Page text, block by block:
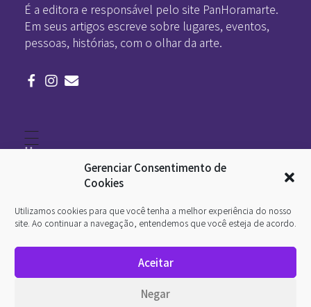
Gerenciar Consentimento de
Cookies
Utilizamos cookies para que você tenha a melhor experiência do nosso
site. Ao continuar a navegação, entendemos que você esteja de acordo.
Aceitar
Negar
É a editora e responsável pelo site PanHoramarte.
Em seus artigos escreve sobre lugares, eventos,
pessoas, histórias, com o olhar da arte.
Home
Arte
O que é arte
InternetArt
Quem somos
© 2026 Pan-Horamarte - Porque vida é arte. Porque
viajamos nessa poética. Todos os direitos reservados